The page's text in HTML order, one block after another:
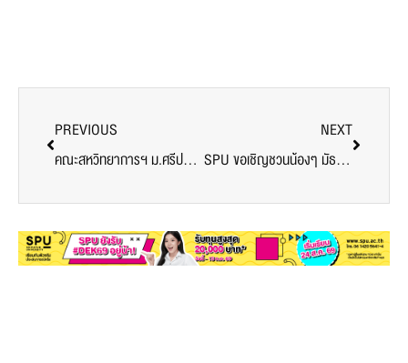
PREVIOUS
คณะสหวิทยาการฯ ม.ศรีปทุม ไอเดียเจ๋ง! เปิด “ค่าย SITI Pre-camp 65” มุ่งค้นหาตัวตน สู่การสร้างนวัตกรรม ตอบโจทย์การพัฒนาการศึกษายุคใหม่
NEXT
SPU ขอเชิญชวนน้องๆ มัธยมศึกษาและอาชีวศึกษา ทุกระดับ ส่งทีมเข้าร่วมแข่งขัน รถวิ่งตามเส้นเจ้าความเร็ว Line Tracking Robot Contest 2022